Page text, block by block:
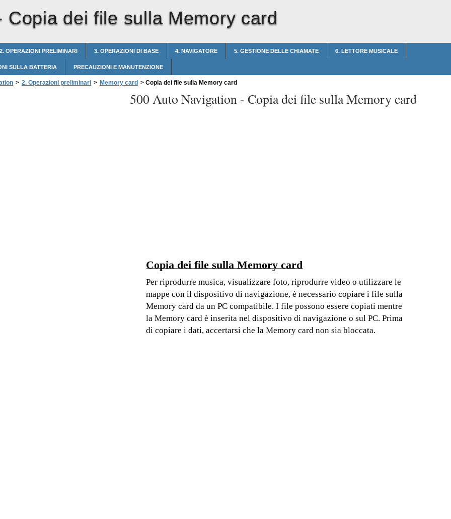
Copia dei file sulla Memory card
2. OPERAZIONI PRELIMINARI 3. OPERAZIONI DI BASE 4. NAVIGATORE 5. GESTIONE DELLE CHIAMATE 6. LETTORE MUSICALE
SULLA BATTERIA PRECAUZIONI E MANUTENZIONE
> 2. Operazioni preliminari > Memory card > Copia dei file sulla Memory card
500 Auto Navigation - Copia dei file sulla Memory card
Copia dei file sulla Memory card
Per riprodurre musica, visualizzare foto, riprodurre video o utilizzare le
mappe con il dispositivo di navigazione, è necessario copiare i file sulla
Memory card da un PC compatibile. I file possono essere copiati mentre
la Memory card è inserita nel dispositivo di navigazione o sul PC. Prima
di copiare i dati, accertarsi che la Memory card non sia bloccata.